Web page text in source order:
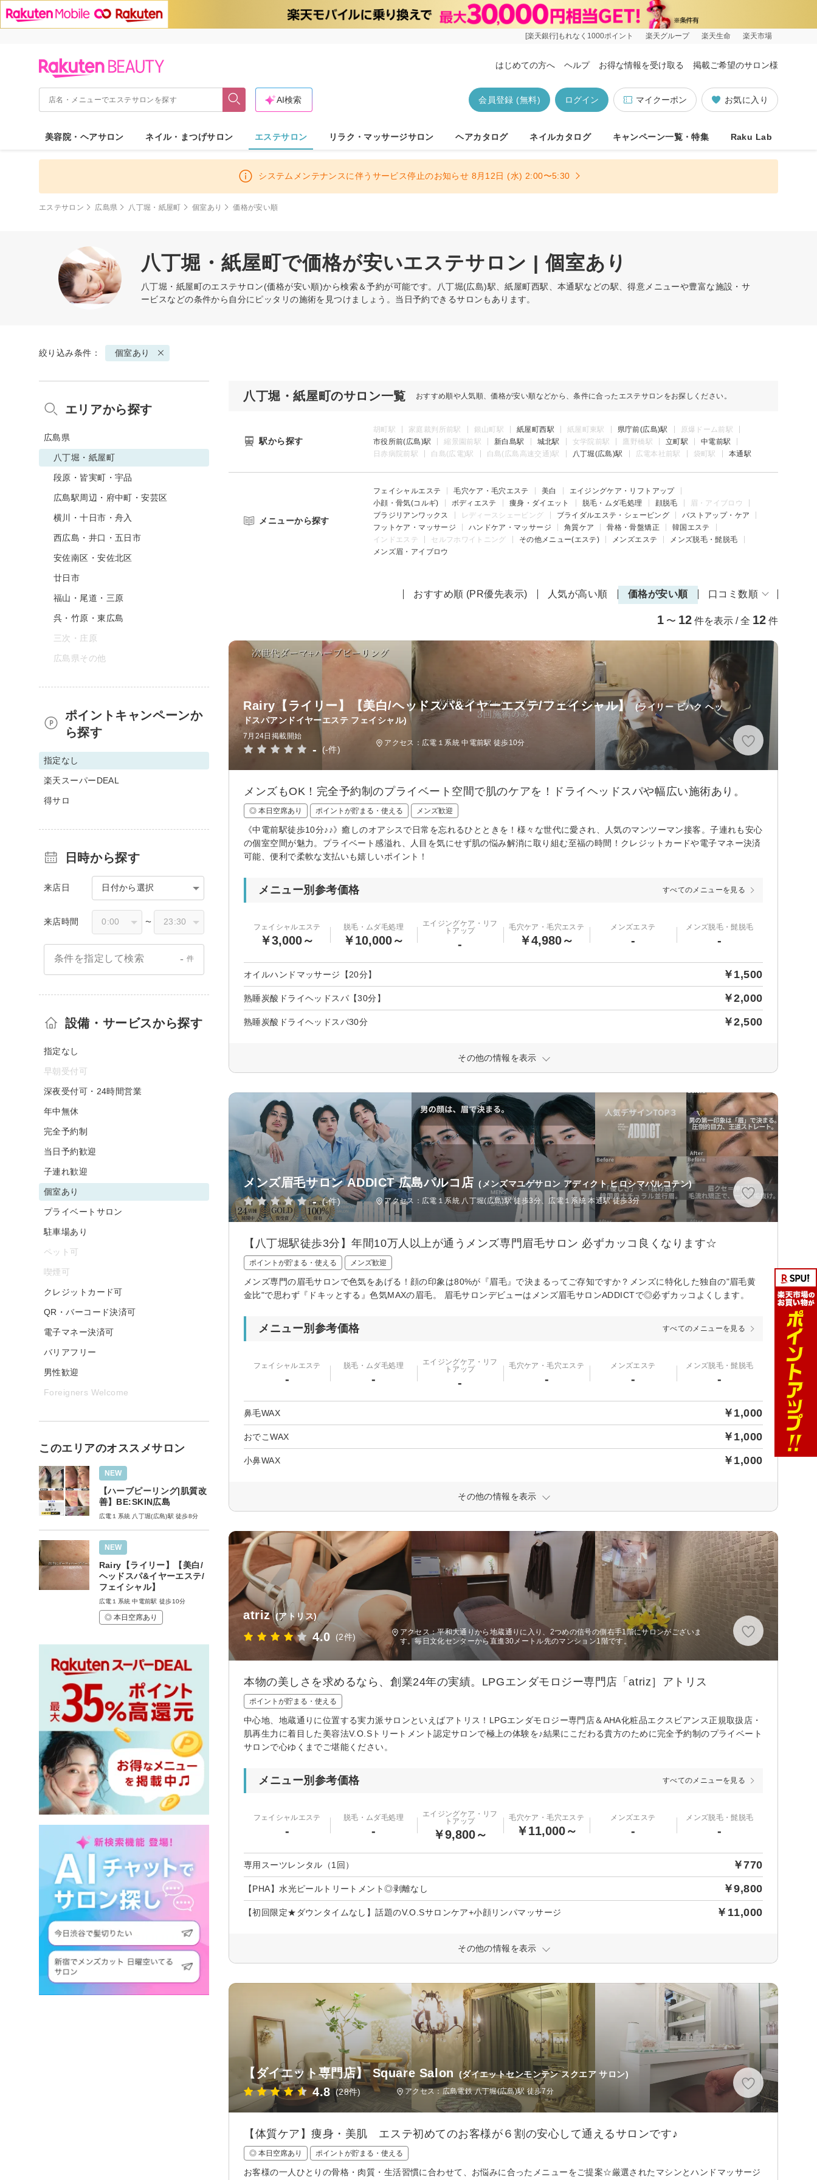
[楽天銀行]もれなく1000ポイント 楽天グループ 楽天生命 楽天市場
はじめての方へ ヘルプ お得な情報を受け取る 掲載ご希望のサロン様
お気に入り
マイクーポン
ログイン
会員登録 (無料)
AI検索
美容院・ヘアサロン ネイル・まつげサロン エステサロン リラク・マッサージサロン ヘアカタログ ネイルカタログ キャンペーン一覧・特集 Raku Lab
システムメンテナンスに伴うサービス停止のお知らせ 8月12日 (水) 2:00〜5:30
エステサロン 広島県 八丁堀・紙屋町 個室あり 価格が安い順
八丁堀・紙屋町で価格が安いエステサロン | 個室あり
八丁堀・紙屋町のエステサロン(価格が安い順)から検索＆予約が可能です。八丁堀(広島)駅、紙屋町西駅、本通駅などの駅、得意メニューや豊富な施設・サ
ービスなどの条件から自分にピッタリの施術を見つけましょう。当日予約できるサロンもあります。
絞り込み条件： 個室あり
八丁堀・紙屋町のサロン一覧 おすすめ順や人気順、価格が安い順などから、条件に合ったエステサロンをお探しください。
駅から探す
胡町駅 家庭裁判所前駅 銀山町駅 紙屋町西駅 紙屋町東駅 県庁前(広島)駅
原爆ドーム前駅
市役所前(広島)駅
縮景園前駅 新白島駅 城北駅 女学院前駅 鷹野橋駅 立町駅
中電前駅
日赤病院前駅
白島(広電)駅 白島(広島高速交通)駅 八丁堀(広島)駅 広電本社前駅 袋町駅 本通駅
メニューから探す
フェイシャルエステ 毛穴ケア・毛穴エステ 美白
エイジングケア・リフトアップ
小顔・骨気(コルギ)
ボディエステ 痩身・ダイエット 脱毛・ムダ毛処理 顔脱毛
眉・アイブロウ
ブラジリアンワックス
レディースシェービング ブライダルエステ・シェービング
バストアップ・ケア
フットケア・マッサージ
ハンドケア・マッサージ 角質ケア 骨格・骨盤矯正
韓国エステ
インドエステ
セルフホワイトニング その他メニュー(エステ) メンズエステ
メンズ脱毛・髭脱毛
メンズ眉・アイブロウ
おすすめ順 (PR優先表示) 人気が高い順 価格が安い順 口コミ数順
1 〜 12 件を表示 / 全 12 件
Rairy【ライリー】【美白/ヘッドスパ&イヤーエステ/フェイシャル】
(ライリー ビハク ヘッ
ドスパアンドイヤーエステ フェイシャル)
7月24日掲載開始
- (-件)
アクセス：広電１系統 中電前駅 徒歩10分
メンズもOK！完全予約制のプライベート空間で肌のケアを！ドライヘッドスパや幅広い施術あり。
◎ 本日空席あり ポイントが貯まる・使える メンズ歓迎
《中電前駅徒歩10分♪♪》癒しのオアシスで日常を忘れるひとときを！様々な世代に愛され、人気のマンツーマン接客。子連れも安心
の個室空間が魅力。プライベート感溢れ、人目を気にせず肌の悩み解消に取り組む至福の時間！クレジットカードや電子マネー決済
可能、便利で柔軟な支払いも嬉しいポイント！
メニュー別参考価格 すべてのメニューを見る
フェイシャルエステ
￥3,000～
脱毛・ムダ毛処理
￥10,000～
エイジングケア・リフ
トアップ
-
毛穴ケア・毛穴エステ
￥4,980～
メンズエステ
-
メンズ脱毛・髭脱毛
-
オイルハンドマッサージ【20分】 ￥1,500
熟睡炭酸ドライヘッドスパ【30分】 ￥2,000
熟睡炭酸ドライヘッドスパ30分 ￥2,500
その他の情報を表示
メンズ眉毛サロン ADDICT 広島パルコ店 (メンズマユゲサロン アディクト ヒロシマパルコテン)
- (-件) アクセス：広電１系統 八丁堀(広島)駅 徒歩3分、広電１系統 本通駅 徒歩3分
【八丁堀駅徒歩3分】年間10万人以上が通うメンズ専門眉毛サロン 必ずカッコ良くなります☆
ポイントが貯まる・使える メンズ歓迎
メンズ専門の眉毛サロンで色気をあげる！顔の印象は80%が『眉毛』で決まるってご存知ですか？メンズに特化した独自の"眉毛黄
金比"で思わず『ドキッとする』色気MAXの眉毛。 眉毛サロンデビューはメンズ眉毛サロンADDICTで◎必ずカッコよくします。
メニュー別参考価格 すべてのメニューを見る
フェイシャルエステ
-
脱毛・ムダ毛処理
-
エイジングケア・リフ
トアップ
-
毛穴ケア・毛穴エステ
-
メンズエステ
-
メンズ脱毛・髭脱毛
-
鼻毛WAX ￥1,000
おでこWAX ￥1,000
小鼻WAX ￥1,000
その他の情報を表示
atriz (アトリス)
4.0 (2件)
アクセス：平和大通りから地蔵通りに入り、2つめの信号の側右手1階にサロンがございま
す。毎日文化センターから直進30メートル先のマンション1階です。
本物の美しさを求めるなら、創業24年の実績。LPGエンダモロジー専門店「atriz］アトリス
ポイントが貯まる・使える
中心地、地蔵通りに位置する実力派サロンといえばアトリス！LPGエンダモロジー専門店＆AHA化粧品エクスビアンス正規取扱店・
肌再生力に着目した美容法V.O.Sトリートメント認定サロンで極上の体験を♪結果にこだわる貴方のために完全予約制のプライベート
サロンで心ゆくまでご堪能ください。
メニュー別参考価格 すべてのメニューを見る
フェイシャルエステ
-
脱毛・ムダ毛処理
-
エイジングケア・リフ
トアップ
￥9,800～
毛穴ケア・毛穴エステ
￥11,000～
メンズエステ
-
メンズ脱毛・髭脱毛
-
専用スーツレンタル（1回） ￥770
【PHA】水光ピールトリートメント◎剥離なし ￥9,800
【初回限定★ダウンタイムなし】話題のV.O.Sサロンケア+小顔リンパマッサージ ￥11,000
その他の情報を表示
【ダイエット専門店】 Square Salon (ダイエットセンモンテン スクエア サロン)
4.8 (28件) アクセス：広島電鉄 八丁堀(広島)駅 徒歩7分
【体質ケア】痩身・美肌 エステ初めてのお客様が６割の安心して通えるサロンです♪
◎ 本日空席あり ポイントが貯まる・使える
お客様の一人ひとりの骨格・肉質・生活習慣に合わせて、お悩みに合ったメニューをご提案☆厳選されたマシンとハンドマッサージ
エリアから探す
広島県
八丁堀・紙屋町
段原・皆実町・宇品
広島駅周辺・府中町・安芸区
横川・十日市・舟入
西広島・井口・五日市
安佐南区・安佐北区
廿日市
福山・尾道・三原
呉・竹原・東広島
三次・庄原
広島県その他
ポイントキャンペーンか
ら探す
指定なし
楽天スーパーDEAL
得サロ
日時から探す
来店日 日付から選択
来店時間 〜
条件を指定して検索 - 件
設備・サービスから探す
指定なし
早朝受付可
深夜受付可・24時間営業
年中無休
完全予約制
当日予約歓迎
子連れ歓迎
個室あり
プライベートサロン
駐車場あり
ペット可
喫煙可
クレジットカード可
QR・バーコード決済可
電子マネー決済可
バリアフリー
男性歓迎
Foreigners Welcome
このエリアのオススメサロン
NEW
【ハーブピーリング|肌質改
善】BE:SKIN広島
広電１系統 八丁堀(広島)駅 徒歩8分
NEW
Rairy【ライリー】【美白/
ヘッドスパ&イヤーエステ/
フェイシャル】
広電１系統 中電前駅 徒歩10分
◎ 本日空席あり